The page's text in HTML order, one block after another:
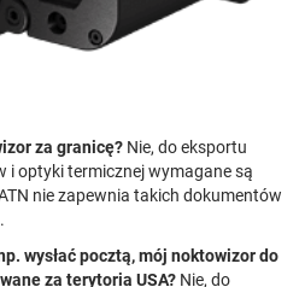
za granicę? Nie, do eksportu
optyki termicznej wymagane są
nie zapewnia takich dokumentów
wysłać pocztą, mój noktowizor do
za terytoria USA? Nie, do